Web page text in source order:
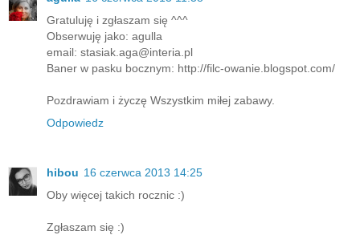
Gratuluję i zgłaszam się ^^^
Obserwuję jako: agulla
email: stasiak.aga@interia.pl
Baner w pasku bocznym: http://filc-owanie.blogspot.com/
Pozdrawiam i życzę Wszystkim miłej zabawy.
Odpowiedz
hibou 16 czerwca 2013 14:25
Oby więcej takich rocznic :)
Zgłaszam się :)